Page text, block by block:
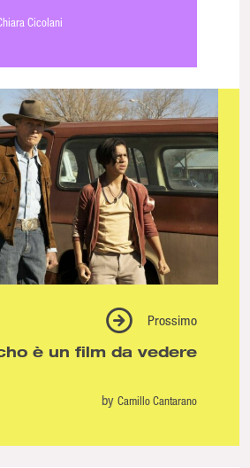
è il nuovo spazio
Cicolani
Prossimo
è un film da vedere
by Camillo Cantarano